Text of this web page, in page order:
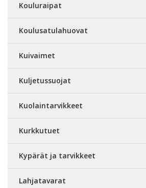
Kouluraipat
Koulusatulahuovat
Kuivaimet
Kuljetussuojat
Kuolaintarvikkeet
Kurkkutuet
Kypärät ja tarvikkeet
Lahjatavarat